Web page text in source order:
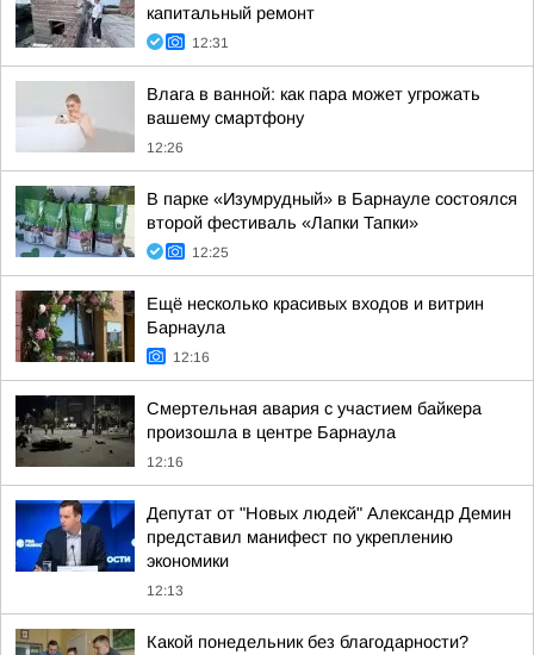
капитальный ремонт
12:31
Влага в ванной: как пара может угрожать
вашему смартфону
12:26
В парке «Изумрудный» в Барнауле состоялся
второй фестиваль «Лапки Тапки»
12:25
Ещё несколько красивых входов и витрин
Барнаула
12:16
Смертельная авария с участием байкера
произошла в центре Барнаула
12:16
Депутат от "Новых людей" Александр Демин
представил манифест по укреплению
экономики
12:13
Какой понедельник без благодарности?